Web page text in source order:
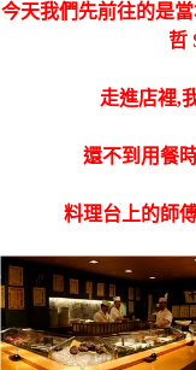
今天我們先前往的是
哲
走進店裡,
還不到用餐
料理台上的師